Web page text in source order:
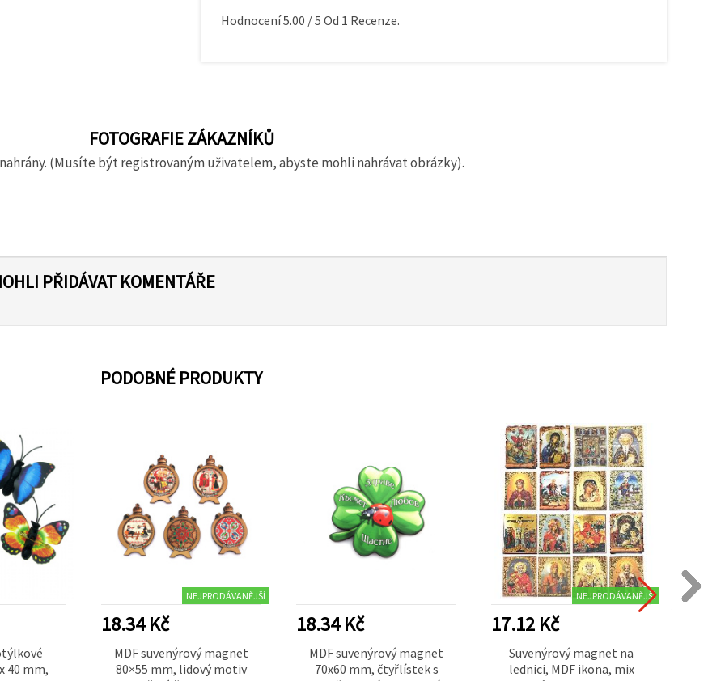
Hodnocení5.00 /5 Od 1 Recenze.
FOTOGRAFIE ZÁKAZNÍKŮ
(Musíte být registrovaným uživatelem, abyste mohli nahrávat obrázky).
PŘIDÁVAT KOMENTÁŘE
PODOBNÉ PRODUKTY
40 mm,
NEJPRODÁVANĚJŠÍ
18.34 Kč
MDF suvenýrový magnet
80×55 mm, lidový motiv
18.34 Kč
MDF suvenýrový magnet
70x60 mm, čtyřlístek s
NEJPRODÁVANĚJŠÍ
17.12 Kč
Suvenýrový magnet na
lednici, MDF ikona, mix